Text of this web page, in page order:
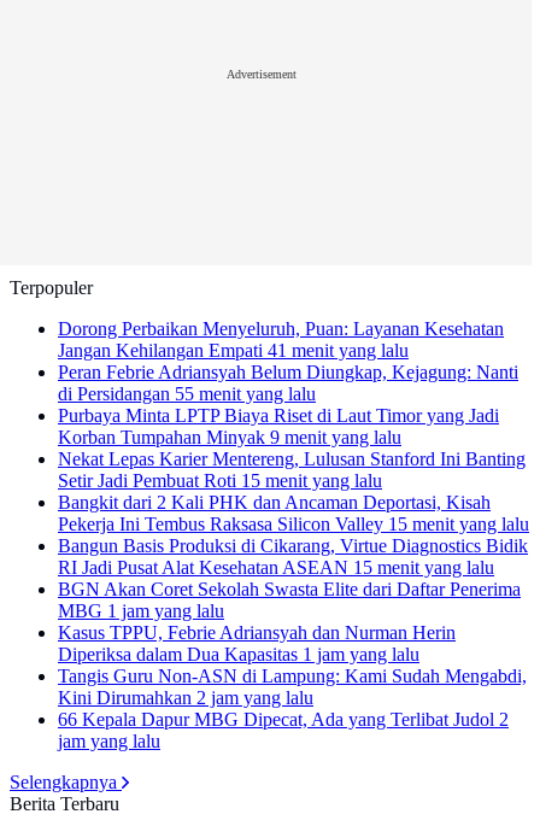
Advertisement
Terpopuler
Dorong Perbaikan Menyeluruh, Puan: Layanan Kesehatan
Jangan Kehilangan Empati 41 menit yang lalu
Peran Febrie Adriansyah Belum Diungkap, Kejagung: Nanti
di Persidangan 55 menit yang lalu
Purbaya Minta LPTP Biaya Riset di Laut Timor yang Jadi
Korban Tumpahan Minyak 9 menit yang lalu
Nekat Lepas Karier Mentereng, Lulusan Stanford Ini Banting
Setir Jadi Pembuat Roti 15 menit yang lalu
Bangkit dari 2 Kali PHK dan Ancaman Deportasi, Kisah
Pekerja Ini Tembus Raksasa Silicon Valley 15 menit yang lalu
Bangun Basis Produksi di Cikarang, Virtue Diagnostics Bidik
RI Jadi Pusat Alat Kesehatan ASEAN 15 menit yang lalu
BGN Akan Coret Sekolah Swasta Elite dari Daftar Penerima
MBG 1 jam yang lalu
Kasus TPPU, Febrie Adriansyah dan Nurman Herin
Diperiksa dalam Dua Kapasitas 1 jam yang lalu
Tangis Guru Non-ASN di Lampung: Kami Sudah Mengabdi,
Kini Dirumahkan 2 jam yang lalu
66 Kepala Dapur MBG Dipecat, Ada yang Terlibat Judol 2
jam yang lalu
Selengkapnya
Berita Terbaru